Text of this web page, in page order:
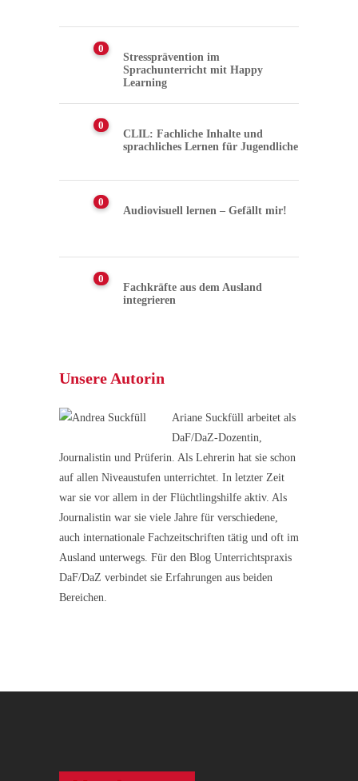
0
Stressprävention im
Sprachunterricht mit Happy
Learning
0
CLIL: Fachliche Inhalte und
sprachliches Lernen für Jugendliche
0
Audiovisuell lernen – Gefällt mir!
0
Fachkräfte aus dem Ausland
integrieren
Unsere Autorin
Ariane Suckfüll arbeitet als
DaF/DaZ-Dozentin,
Journalistin und Prüferin. Als Lehrerin hat sie schon
auf allen Niveaustufen unterrichtet. In letzter Zeit
war sie vor allem in der Flüchtlingshilfe aktiv. Als
Journalistin war sie viele Jahre für verschiedene,
auch internationale Fachzeitschriften tätig und oft im
Ausland unterwegs. Für den Blog Unterrichtspraxis
DaF/DaZ verbindet sie Erfahrungen aus beiden
Bereichen.